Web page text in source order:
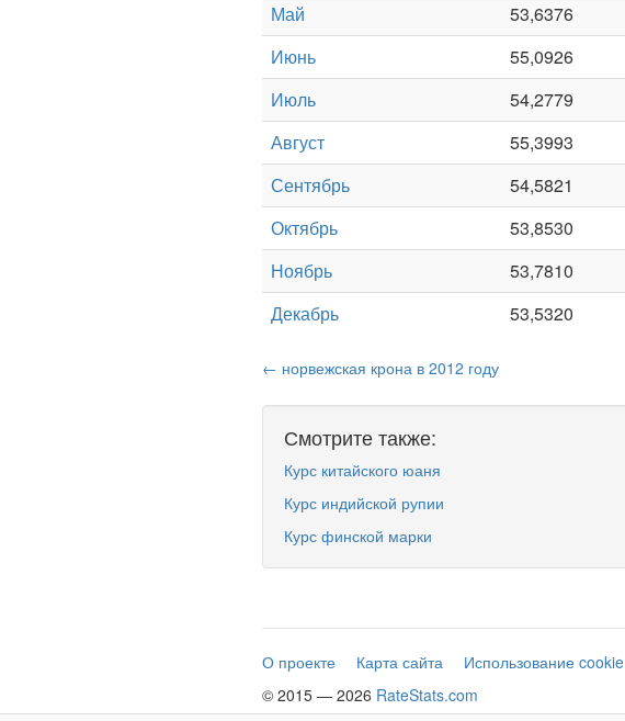
Май
53,6376
Июнь
55,0926
Июль
54,2779
Август
55,3993
Сентябрь
54,5821
Октябрь
53,8530
Ноябрь
53,7810
Декабрь
53,5320
← норвежская крона в 2012 году
Смотрите также:
Курс китайского юаня
Курс индийской рупии
Курс финской марки
О проекте Карта сайта
Использование cookie
© 2015 — 2026 RateStats.com